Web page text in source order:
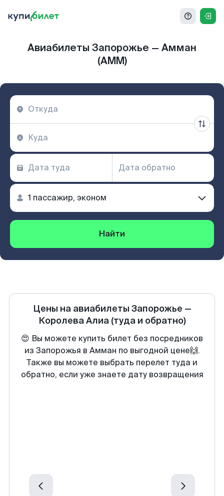
Авиабилеты Запорожье — Амман
(AMM)
Найти
Цены на авиабилеты Запорожье —
Королева Алиа (туда и обратно)
😍 Вы можете купить билет без посредников
из Запорожья в Амман по выгодной цене🙌.
Также вы можете выбрать перелет туда и
обратно, если уже знаете дату возвращения